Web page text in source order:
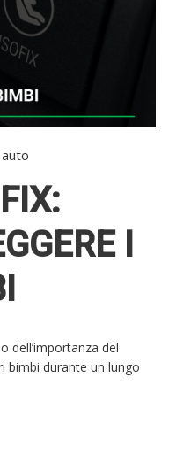
I
dell’importanza del
bimbi durante un lungo